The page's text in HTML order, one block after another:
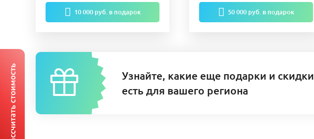
10 000 руб. в подарок 50 000 руб. в подарок
Узнайте, какие еще подарки и скидки
есть для вашего региона